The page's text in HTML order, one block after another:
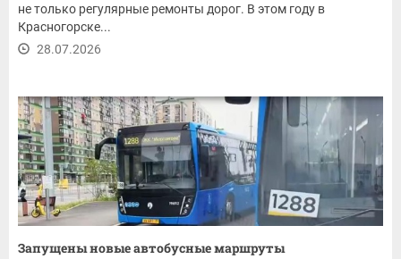
не только регулярные ремонты дорог. В этом году в
Красногорске...
28.07.2026
Запущены новые автобусные маршруты